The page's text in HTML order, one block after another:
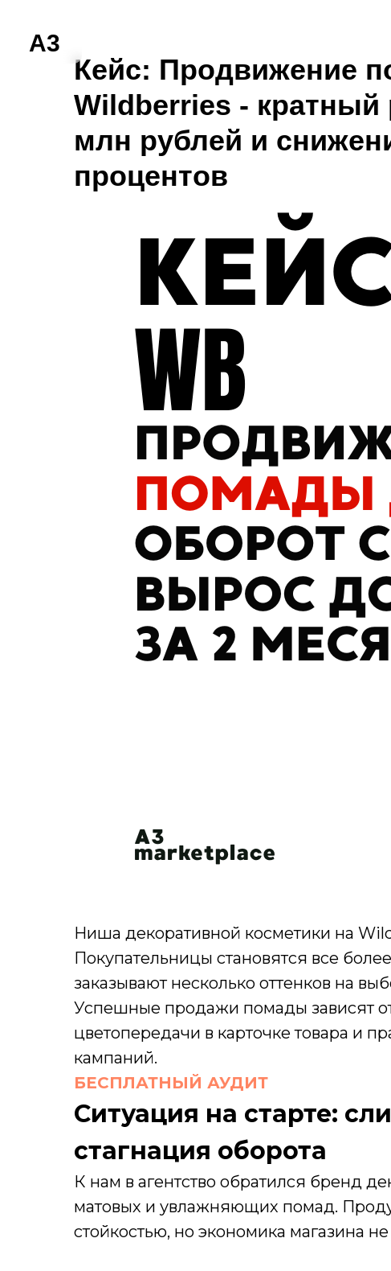
A3
Кейс: Продвижение
Wildberries - кратный
млн рублей и
процентов
Ниша декоративной косметики на
Покупательницы становятся все
заказывают несколько оттенков на
Успешные продажи помады зависят
цветопередачи в карточке товара и
кампаний.
БЕСПЛАТНЫЙ АУДИТ
Ситуация на старте:
стагнация оборота
К нам в агентство обратился бренд
матовых и увлажняющих помад.
стойкостью, но экономика магазина